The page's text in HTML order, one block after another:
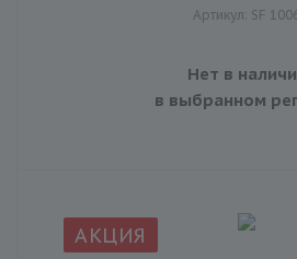
Артикул: SF
Нет в
в выбранном
АКЦИЯ